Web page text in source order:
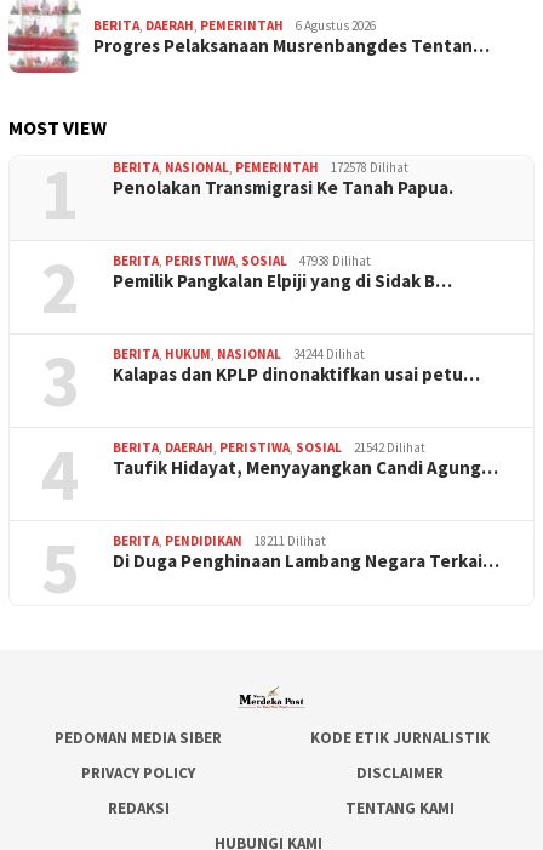
BERITA DAERAH PEMERINTAH 6 Agustus 2026
Progres Pelaksanaan Musrenbangdes Tentan…
MOST VIEW
1 BERITA NASIONAL PEMERINTAH 172578 Dilihat
Penolakan Transmigrasi Ke Tanah Papua.
2 BERITA PERISTIWA SOSIAL 47938 Dilihat
Pemilik Pangkalan Elpiji yang di Sidak B…
3 BERITA HUKUM NASIONAL 34244 Dilihat
Kalapas dan KPLP dinonaktifkan usai petu…
4 BERITA DAERAH PERISTIWA SOSIAL 21542 Dilihat
Taufik Hidayat, Menyayangkan Candi Agung…
5 BERITA PENDIDIKAN 18211 Dilihat
Di Duga Penghinaan Lambang Negara Terkai…
PEDOMAN MEDIA SIBER
KODE ETIK JURNALISTIK
PRIVACY POLICY
DISCLAIMER
REDAKSI
TENTANG KAMI
HUBUNGI KAMI